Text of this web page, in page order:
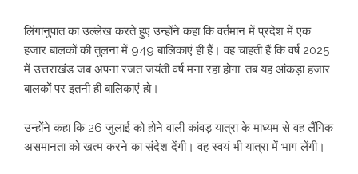
लिंगानुपात का उल्लेख करते हुए उन्होंने कहा कि वर्तमान में प्रदेश में एक
हजार बालकों की तुलना में 949 बालिकाएं ही हैं। वह चाहती हैं कि वर्ष 2025
में उत्तराखंड जब अपना रजत जयंती वर्ष मना रहा होगा, तब यह आंकड़ा हजार
बालकों पर इतनी ही बालिकाएं हो।
उन्होंने कहा कि 26 जुलाई को होने वाली कांवड़ यात्रा के माध्यम से वह लैंगिक
असमानता को खत्म करने का संदेश देंगी। वह स्वयं भी यात्रा में भाग लेंगी।